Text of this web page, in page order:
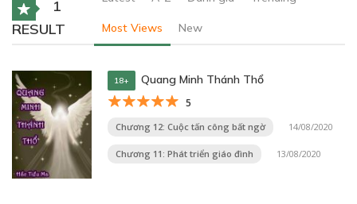
1
RESULT
Most Views New
18+ Quang Minh Thánh Thổ
5
Chương 12: Cuộc tấn công bất ngờ 14/08/2020
Chương 11: Phát triển giáo đình 13/08/2020